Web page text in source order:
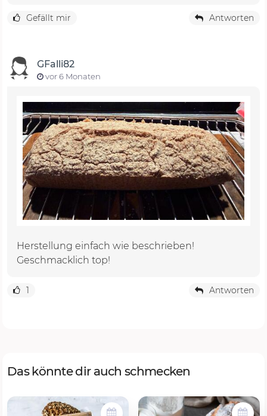
Gefällt mir Antworten
GFalli82
vor 6 Monaten
Herstellung einfach wie beschrieben!
Geschmacklich top!
1 Antworten
Das könnte dir auch schmecken